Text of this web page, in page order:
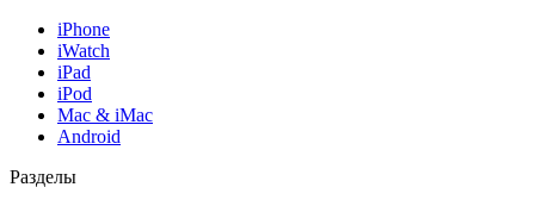
iPhone
iWatch
iPad
iPod
Mac & iMac
Android
Разделы